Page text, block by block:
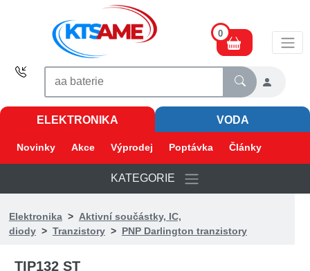
0
ELEKTRONIKA VODA
Novinky Akce Výprodej Poptávka Články
KATEGORIE
Elektronika> Aktivní součástky, IC,
diody> Tranzistory> PNP Darlington tranzistory
TIP132 ST